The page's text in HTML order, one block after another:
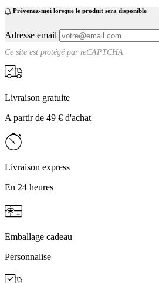
Prévenez-moi lorsque le produit sera disponible
Adresse email
Ce site est protégé parreCAPTCHA
Livraison gratuite
A partir de 49 € d'achat
Livraison express
En 24 heures
Emballage cadeau
Personnalise